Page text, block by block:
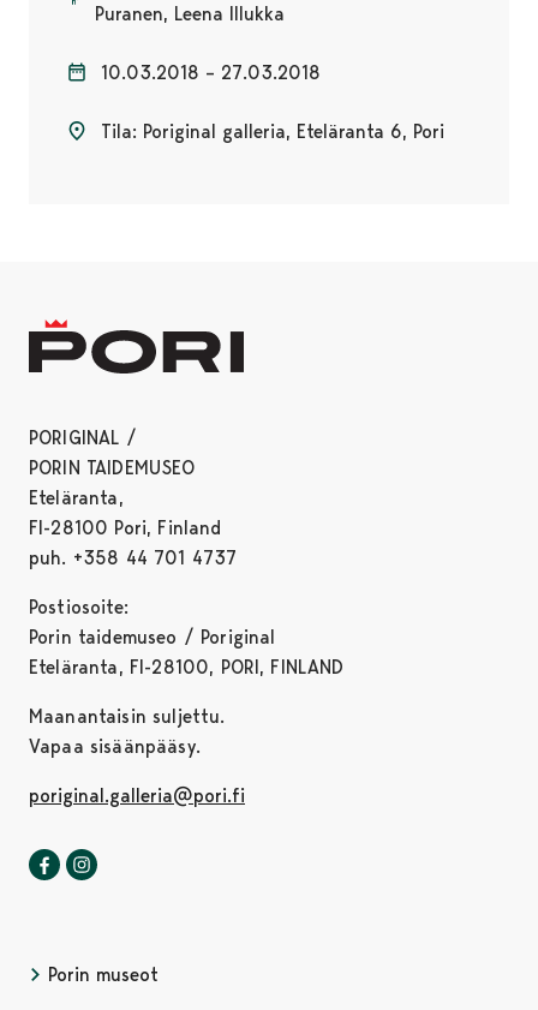
Puranen, Leena Illukka
10.03.2018 – 27.03.2018
Tila: Poriginal galleria, Eteläranta 6, Pori
PORIGINAL /
PORIN TAIDEMUSEO
Eteläranta,
FI-28100 Pori, Finland
puh. +358 44 701 4737
Postiosoite:
Porin taidemuseo / Poriginal
Eteläranta, FI-28100, PORI, FINLAND
Maanantaisin suljettu.
Vapaa sisäänpääsy.
poriginal.galleria@pori.fi
Poriginal-galleria Facebookissa
Avautuu uudessa välilehdessä
Porin museot